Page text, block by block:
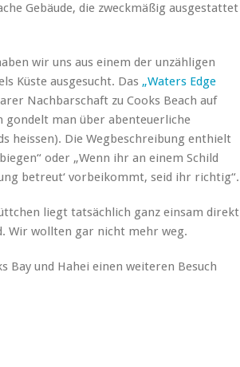
Gebäude, die zweckmäßig ausgestattet
wir uns aus einem der unzähligen
Küste ausgesucht. Das „Waters Edge
Nachbarschaft zu Cooks Beach auf
gondelt man über abenteuerliche
heissen). Die Wegbeschreibung enthielt
oder „Wenn ihr an einem Schild
betreut‘ vorbeikommt, seid ihr richtig“.
liegt tatsächlich ganz einsam direkt
Wir wollten gar nicht mehr weg.
Bay und Hahei einen weiteren Besuch